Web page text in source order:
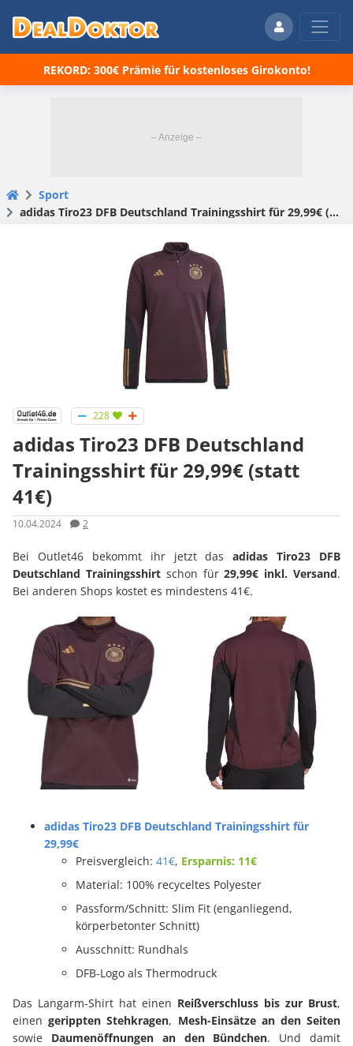
REKORD: 300€ Prämie für kostenloses Girokonto!
Sport
adidas Tiro23 DFB Deutschland Trainingsshirt für 29,99€ (statt 41€)
228
adidas Tiro23 DFB Deutschland
Trainingsshirt für 29,99€ (statt
41€)
10.04.2024 2
Bei Outlet46 bekommt ihr jetzt dasadidas Tiro23 DFB
Deutschland Trainingsshirtschon für29,99€ inkl. Versand.
Bei anderen Shops kostet es mindestens 41€.
adidas Tiro23 DFB Deutschland Trainingsshirt für
29,99€
Preisvergleich: 41€, Ersparnis: 11€
Material: 100% recyceltes Polyester
Passform/Schnitt: Slim Fit (enganliegend,
körperbetonter Schnitt)
Ausschnitt: Rundhals
DFB-Logo als Thermodruck
Das Langarm-Shirt hat einen Reißverschluss bis zur Brust,
einengerippten Stehkragen, Mesh-Einsätze an den Seiten
sowie Daumenöffnungen an den Bündchen. Und damit